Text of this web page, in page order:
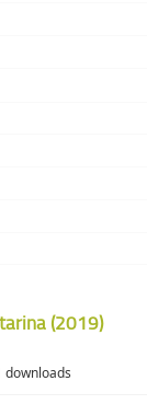
(2019)
downloads